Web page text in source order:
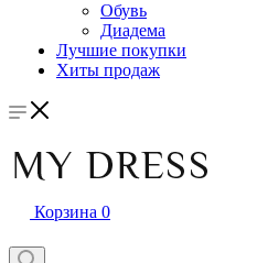
Обувь
Диадема
Лучшие покупки
Хиты продаж
Корзина 0